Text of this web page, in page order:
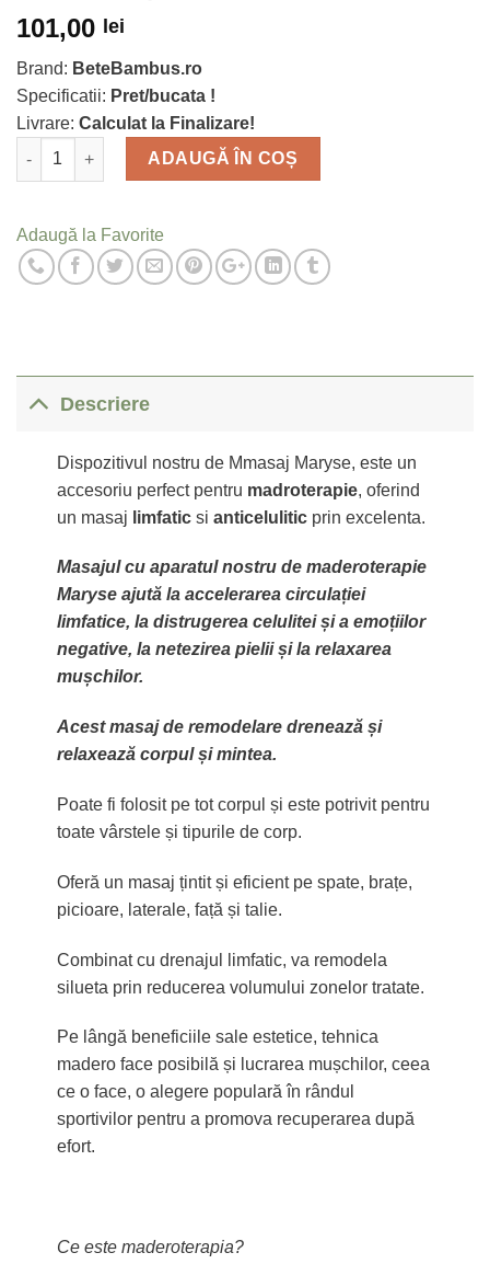
101,00 lei
Brand: BeteBambus.ro
Specificatii: Pret/bucata !
Livrare: Calculat la Finalizare!
Cantitate
ADAUGĂ ÎN COȘ
Adaugă la Favorite
Descriere
Dispozitivul nostru de Mmasaj Maryse, este un
accesoriu perfect pentru madroterapie, oferind
un masaj limfaticsi anticeluliticprin excelenta.
Masajul cu aparatul nostru de maderoterapie
Maryse ajută la accelerarea circulației
limfatice, la distrugerea celulitei și a emoțiilor
negative, la netezirea pielii și la relaxarea
mușchilor.
Acest masaj de remodelare drenează și
relaxează corpul și mintea.
Poate fi folosit pe tot corpul și este potrivit pentru
toate vârstele și tipurile de corp.
Oferă un masaj țintit și eficient pe spate, brațe,
picioare, laterale, față și talie.
Combinat cu drenajul limfatic, va remodela
silueta prin reducerea volumului zonelor tratate.
Pe lângă beneficiile sale estetice, tehnica
madero face posibilă și lucrarea mușchilor, ceea
ce o face, o alegere populară în rândul
sportivilor pentru a promova recuperarea după
efort.
Ce este maderoterapia?